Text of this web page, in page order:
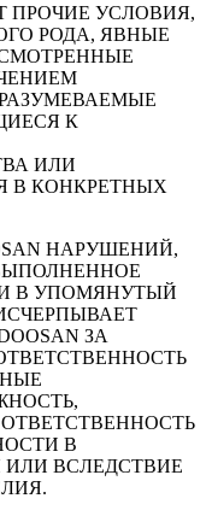
ПРОЧИЕ УСЛОВИЯ,
РОДА, ЯВНЫЕ
К
ИЛИ
В КОНКРЕТНЫХ
НАРУШЕНИЙ,
В УПОМЯНУТЫЙ
ЗА
В
ВСЛЕДСТВИЕ